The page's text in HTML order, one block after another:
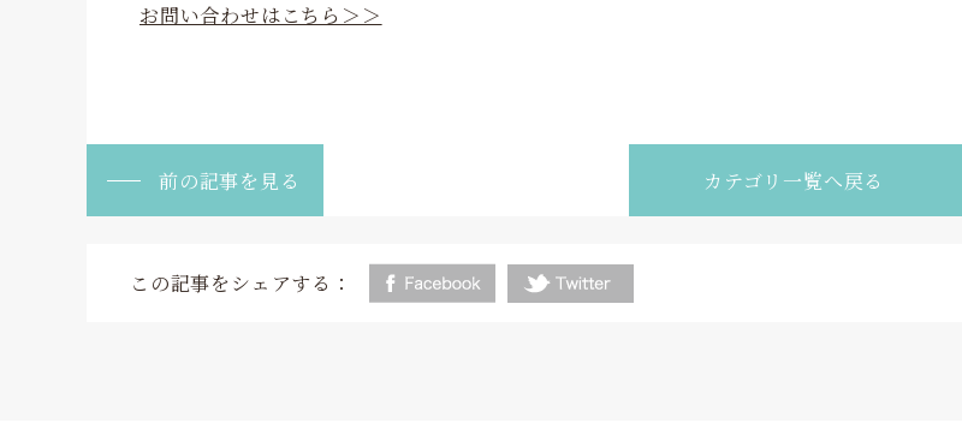
お問い合わせはこちら＞＞
前の記事を見る カテゴリ一覧へ戻る
この記事をシェアする：